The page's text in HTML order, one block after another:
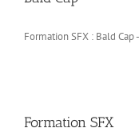
Formation SFX : Bald
Formation SFX